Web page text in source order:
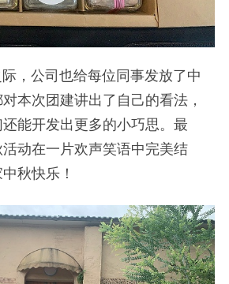
，公司也给每位同事发放了中
本次团建讲出了自己的看法，
能开发出更多的小巧思。最
动在一片欢声笑语中完美结
秋快乐！